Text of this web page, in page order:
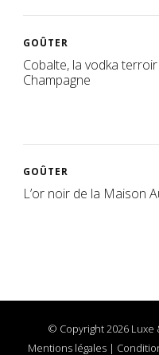
GOÛTER
Cobalte, la vodka terroir
Champagne
GOÛTER
L’or noir de la Maison
© Copyright 2026 Luxe
Mentions légales |